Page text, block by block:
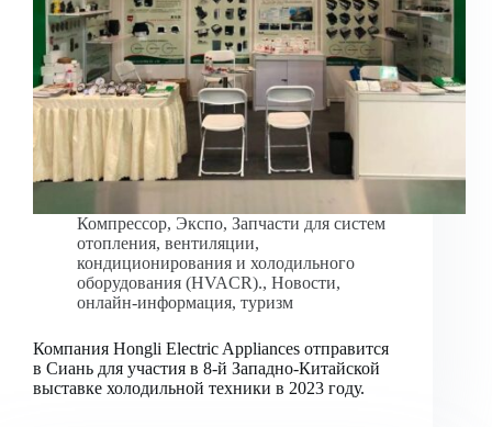
Компрессор, Экспо, Запчасти для систем
отопления, вентиляции,
кондиционирования и холодильного
оборудования (HVACR)., Новости,
онлайн-информация, туризм
Компания Hongli Electric Appliances отправится
в Сиань для участия в 8-й Западно-Китайской
выставке холодильной техники в 2023 году.